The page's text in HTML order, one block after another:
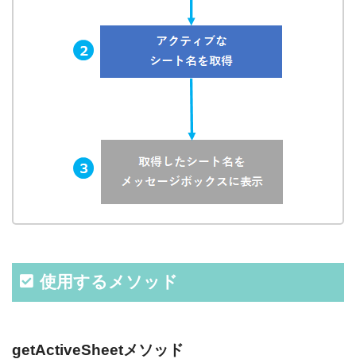
使用するメソッド
getActiveSheetメソッド